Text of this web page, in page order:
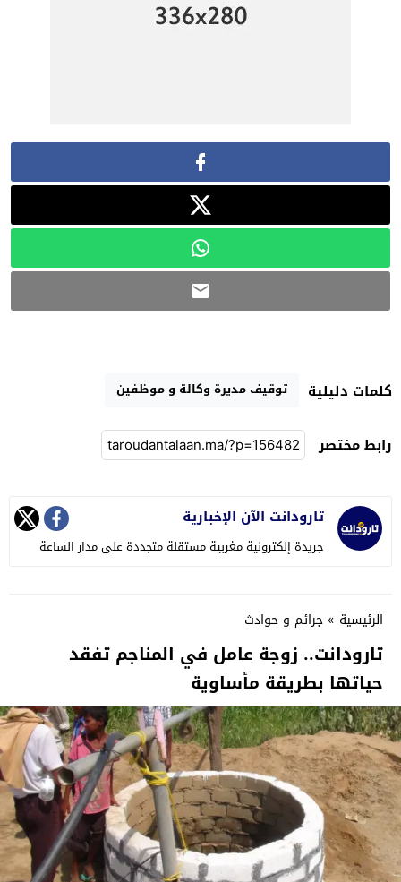
كلمات دليلية توقيف مديرة وكالة و موظفين
رابط مختصر
تارودانت الآن الإخبارية
جريدة إلكترونية مغربية مستقلة متجددة على مدار الساعة
الرئيسية » جرائم و حوادث
تارودانت.. زوجة عامل في المناجم تفقد
حياتها بطريقة مأساوية